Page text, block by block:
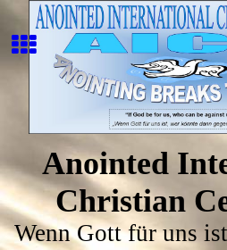
Anointed
Christian
Wenn Gott für uns